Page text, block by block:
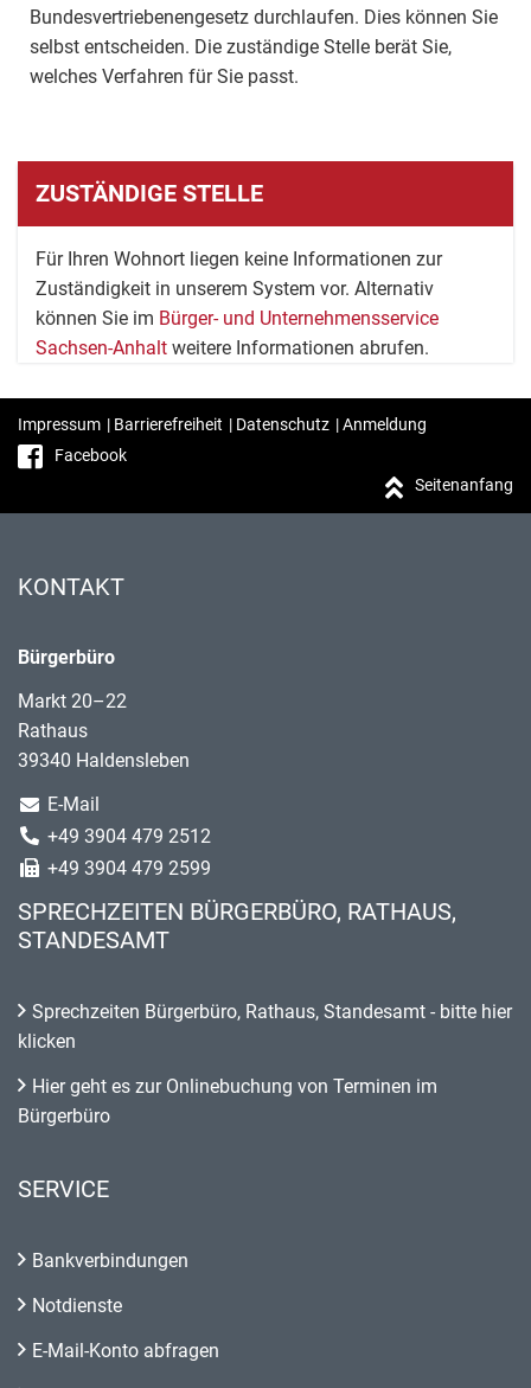
Bundesvertriebenengesetz durchlaufen. Dies können Sie
selbst entscheiden. Die zuständige Stelle berät Sie,
welches Verfahren für Sie passt.
ZUSTÄNDIGE STELLE
Für Ihren Wohnort liegen keine Informationen zur
Zuständigkeit in unserem System vor. Alternativ
können Sie im Bürger- und Unternehmensservice
Sachsen-Anhalt weitere Informationen abrufen.
Impressum | Barrierefreiheit | Datenschutz |Anmeldung
Facebook
Seitenanfang
KONTAKT
Bürgerbüro
Markt 20–22
Rathaus
39340 Haldensleben
E-Mail
+49 3904 479 2512
+49 3904 479 2599
SPRECHZEITEN BÜRGERBÜRO, RATHAUS,
STANDESAMT
Sprechzeiten Bürgerbüro, Rathaus, Standesamt - bitte hier
klicken
Hier geht es zur Onlinebuchung von Terminen im
Bürgerbüro
SERVICE
Bankverbindungen
Notdienste
E-Mail-Konto abfragen